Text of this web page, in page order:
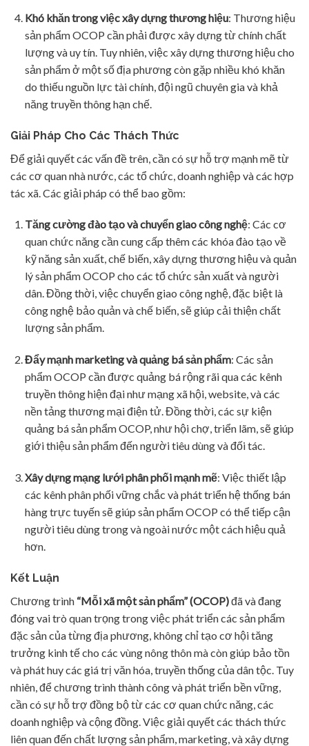
Khó khăn trong việc xây dựng thương hiệu: Thương hiệu
sản phẩm OCOP cần phải được xây dựng từ chính chất
lượng và uy tín. Tuy nhiên, việc xây dựng thương hiệu cho
sản phẩm ở một số địa phương còn gặp nhiều khó khăn
do thiếu nguồn lực tài chính, đội ngũ chuyên gia và khả
năng truyền thông hạn chế.
Giải Pháp Cho Các Thách Thức
Để giải quyết các vấn đề trên, cần có sự hỗ trợ mạnh mẽ từ
các cơ quan nhà nước, các tổ chức, doanh nghiệp và các hợp
tác xã. Các giải pháp có thể bao gồm:
Tăng cường đào tạo và chuyển giao công nghệ: Các cơ
quan chức năng cần cung cấp thêm các khóa đào tạo về
kỹ năng sản xuất, chế biến, xây dựng thương hiệu và quản
lý sản phẩm OCOP cho các tổ chức sản xuất và người
dân. Đồng thời, việc chuyển giao công nghệ, đặc biệt là
công nghệ bảo quản và chế biến, sẽ giúp cải thiện chất
lượng sản phẩm.
Đẩy mạnh marketing và quảng bá sản phẩm: Các sản
phẩm OCOP cần được quảng bá rộng rãi qua các kênh
truyền thông hiện đại như mạng xã hội, website, và các
nền tảng thương mại điện tử. Đồng thời, các sự kiện
quảng bá sản phẩm OCOP, như hội chợ, triển lãm, sẽ giúp
giới thiệu sản phẩm đến người tiêu dùng và đối tác.
Xây dựng mạng lưới phân phối mạnh mẽ: Việc thiết lập
các kênh phân phối vững chắc và phát triển hệ thống bán
hàng trực tuyến sẽ giúp sản phẩm OCOP có thể tiếp cận
người tiêu dùng trong và ngoài nước một cách hiệu quả
hơn.
Kết Luận
Chương trình “Mỗi xã một sản phẩm” (OCOP)đã và đang
đóng vai trò quan trọng trong việc phát triển các sản phẩm
đặc sản của từng địa phương, không chỉ tạo cơ hội tăng
trưởng kinh tế cho các vùng nông thôn mà còn giúp bảo tồn
và phát huy các giá trị văn hóa, truyền thống của dân tộc. Tuy
nhiên, để chương trình thành công và phát triển bền vững,
cần có sự hỗ trợ đồng bộ từ các cơ quan chức năng, các
doanh nghiệp và cộng đồng. Việc giải quyết các thách thức
liên quan đến chất lượng sản phẩm, marketing, và xây dựng